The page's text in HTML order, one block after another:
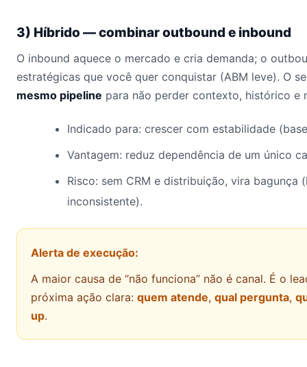
3) Híbrido — combinar outbound e inbound
O inbound aquece o mercado e cria demanda; o
estratégicas que você quer conquistar (ABM leve). O
mesmo pipeline para não perder contexto, histórico e
Indicado para: crescer com estabilidade
Vantagem: reduz dependência de um único
Risco: sem CRM e distribuição, vira
inconsistente).
Alerta de execução:
A maior causa de “não funciona” não é canal. É o
próxima ação clara: quem atende, qual pergunta,
up.